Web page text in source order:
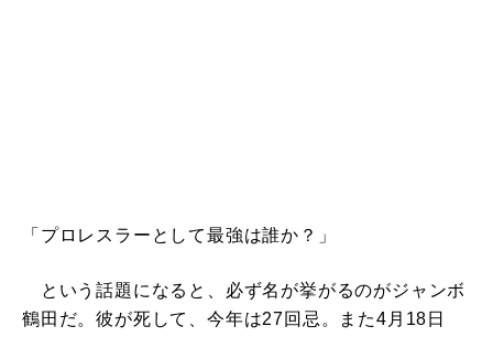
「プロレスラーとして最強は誰か？」
という話題になると、必ず名が挙がるのがジャンボ
鶴田だ。彼が死して、今年は27回忌。また4月18日